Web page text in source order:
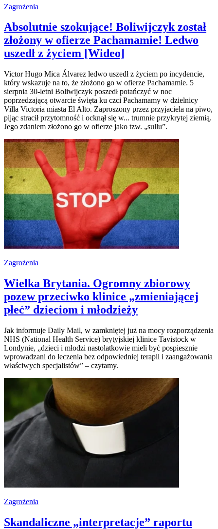
Zagrożenia
Absolutnie szokujące! Boliwijczyk został
złożony w ofierze Pachamamie! Ledwo
uszedł z życiem [Wideo]
Victor Hugo Mica Álvarez ledwo uszedł z życiem po incydencie,
który wskazuje na to, że złożono go w ofierze Pachamamie. 5
sierpnia 30-letni Boliwijczyk poszedł potańczyć w noc
poprzedzającą otwarcie święta ku czci Pachamamy w dzielnicy
Villa Victoria miasta El Alto. Zaproszony przez przyjaciela na piwo,
pijąc stracił przytomność i ocknął się w... trumnie przykrytej ziemią.
Jego zdaniem złożono go w ofierze jako tzw. „sullu”.
Zagrożenia
Wielka Brytania. Ogromny zbiorowy
pozew przeciwko klinice „zmieniającej
płeć” dzieciom i młodzieży
Jak informuje Daily Mail, w zamkniętej już na mocy rozporządzenia
NHS (National Health Service) brytyjskiej klinice Tavistock w
Londynie, „dzieci i młodzi nastolatkowie mieli być pospiesznie
wprowadzani do leczenia bez odpowiedniej terapii i zaangażowania
właściwych specjalistów” – czytamy.
Zagrożenia
Skandaliczne „interpretacje” raportu